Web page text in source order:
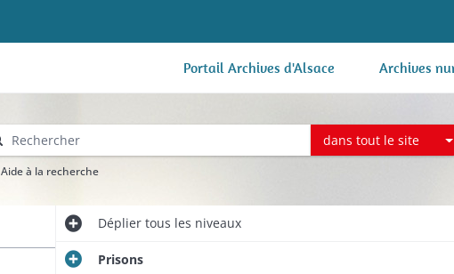
Portail Archives d'Alsace Archives
dans tout le site
Aide à la recherche
Dépliertous les niveaux
Prisons